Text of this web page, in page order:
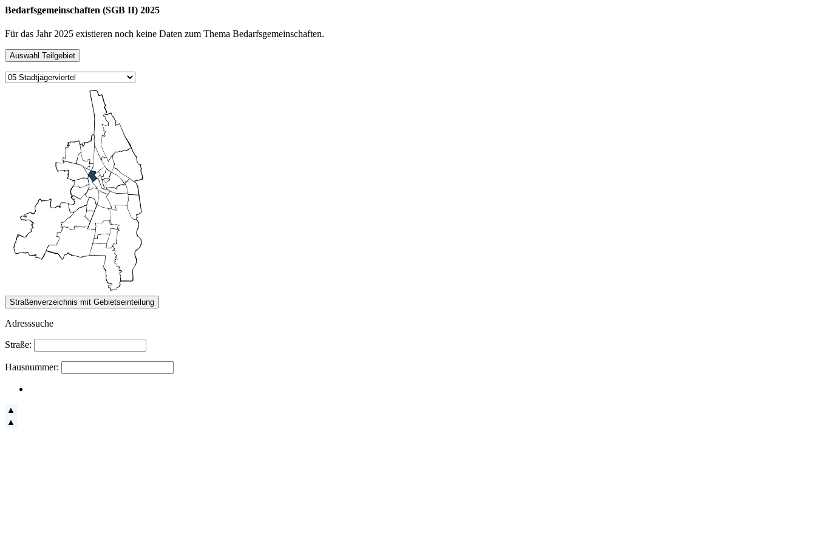
Bedarfsgemeinschaften (SGB II) 2025
Für das Jahr 2025 existieren noch keine Daten zum Thema Bedarfsgemeinschaften.
Adresssuche
Straße:
Hausnummer: